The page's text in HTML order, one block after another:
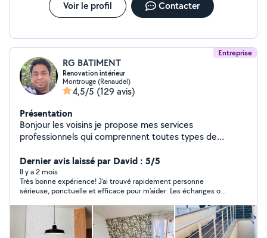
parfaitement. Je suis déjà connu de mon petit réseau
de quartier. Je compte malgré tout sur allo voisin pour
Voir le profil Contacter
Entreprise
RG BATIMENT
Renovation intérieur
Montrouge (Renaudel)
4,5/5 (129 avis)
Présentation
Bonjour les voisins je propose mes services
professionnels qui comprennent toutes types de
experience rest a votre disposition merci
Dernier avis laissé par David : 5/5
Il y a 2 mois
Très bonne expérience! J’ai trouvé rapidement personne
sérieuse, ponctuelle et efficace pour m’aider. Les échanges ont
raisonnable. Je recommande sans hésiter !